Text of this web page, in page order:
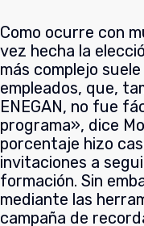
Como ocurre con
vez hecha la
más complejo
empleados, que,
ENEGAN, no fue
programa», dice
porcentaje hizo
invitaciones a
formación. Sin
mediante las
campaña de